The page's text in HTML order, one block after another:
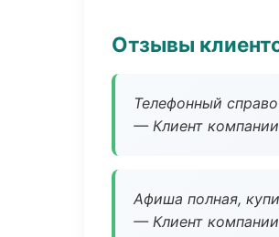
Отзывы
Телефонный
— Клиент компании
Афиша полная,
— Клиент компании